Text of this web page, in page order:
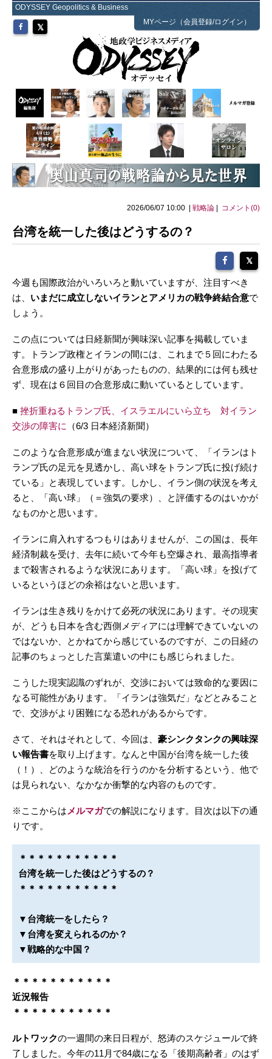
ODYSSEY Geopolitics & Business
MYページ（会員登録/ログイン）
2026/06/07 10:00 | 戦略論 | コメント(0)
台湾を統一した後はどうするの？
今週も国際政治がいろいろと動いていますが、注目すべき
は、 いまだに成立しないイランとアメリカの戦争終結合意で
しょう。
この点については日経新聞が興味深い記事を掲載していま
す。トランプ政権とイランの間には、これまで５回にわたる
合意形成の盛り上がりがあったものの、結果的には何も残せ
ず、現在は６回目の合意形成に動いているとしています。
■ 挫折重ねるトランプ氏、イスラエルにいら立ち 対イラン
交渉の障害に
（6/3 日本経済新聞）
このような合意形成が進まない状況について、「イランはト
ランプ氏の足元を見透かし、高い球をトランプ氏に投げ続け
ている」と表現しています。しかし、イラン側の状況を考え
ると、「高い球」（＝強気の要求）、と評価するのはいかが
なものかと思います。
イランに肩入れするつもりはありませんが、この国は、長年
経済制裁を受け、去年に続いて今年も空爆され、最高指導者
まで殺害されるような状況にあります。「高い球」を投げて
いるというほどの余裕はないと思います。
イランは生き残りをかけて必死の状況にあります。その現実
が、どうも日本を含む西側メディアには理解できていないの
ではないか、とかねてから感じているのですが、この日経の
記事のちょっとした言葉遣いの中にも感じられました。
こうした現実認識のずれが、交渉においては致命的な要因に
なる可能性があります。「イランは強気だ」などとみること
で、交渉がより困難になる恐れがあるからです。
さて、それはそれとして、今回は、 豪シンクタンクの興味深
い報告書を取り上げます。なんと中国が台湾を統一した後
（！）、どのような統治を行うのかを分析するという、他で
は見られない、なかなか衝撃的な内容のものです。
※ここからは メルマガでの解説になります。目次は以下の通
りです。
＊＊＊＊＊＊＊＊＊＊＊
台湾を統一した後はどうするの？
＊＊＊＊＊＊＊＊＊＊＊
▼台湾統一をしたら？
▼台湾を変えられるのか？
▼戦略的な中国？
＊＊＊＊＊＊＊＊＊＊＊
近況報告
＊＊＊＊＊＊＊＊＊＊＊
ルトワックの一週間の来日日程が、怒涛のスケジュールで終
了しました。今年の11月で84歳になる「後期高齢者」のはず